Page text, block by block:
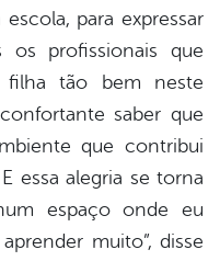
para expressar
profissionais que
tão bem neste
saber que
que contribui
essa alegria se torna
espaço onde eu
muito”, disse